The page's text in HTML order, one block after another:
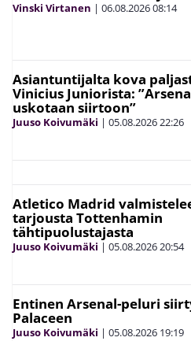
Vinski Virtanen | 06.08.202608:14
Asiantuntijalta kova
Vinicius Juniorista:
uskotaan siirtoon”
Juuso Koivumäki | 05.08.202622:26
Atletico Madrid
tarjousta Tottenhamin
tähtipuolustajasta
Juuso Koivumäki | 05.08.202620:54
Entinen Arsenal-peluri
Palaceen
Juuso Koivumäki | 05.08.2026 19:19